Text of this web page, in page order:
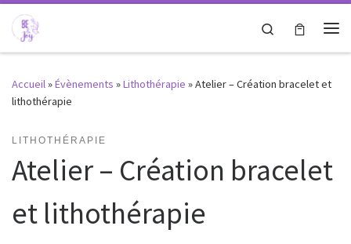
Passer au contenu
Search
Accueil»Évènements »Lithothérapie »Atelier – Création bracelet et
lithothérapie
LITHOTHÉRAPIE
Atelier – Création bracelet
et lithothérapie